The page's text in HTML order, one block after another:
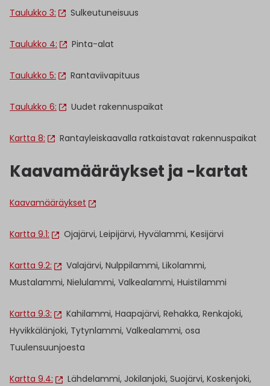
Taulukko 3: Sulkeutuneisuus
Taulukko 4: Pinta-alat
Taulukko 5: Rantaviivapituus
Taulukko 6: Uudet rakennuspaikat
Kartta 8: Rantayleiskaavalla ratkaistavat rakennuspaikat
Kaavamääräykset ja -kartat
Kaavamääräykset
Kartta 9.1: Ojajärvi, Leipijärvi, Hyvälammi, Kesijärvi
Kartta 9.2:
Valajärvi, Nulppilammi, Likolammi,
Mustalammi, Nielulammi, Valkealammi, Huistilammi
Kartta 9.3:
Kahilammi, Haapajärvi, Rehakka, Renkajoki,
Hyvikkälänjoki, Tytynlammi, Valkealammi, osa
Tuulensuunjoesta
Kartta 9.4:
Lähdelammi, Jokilanjoki, Suojärvi, Koskenjoki,